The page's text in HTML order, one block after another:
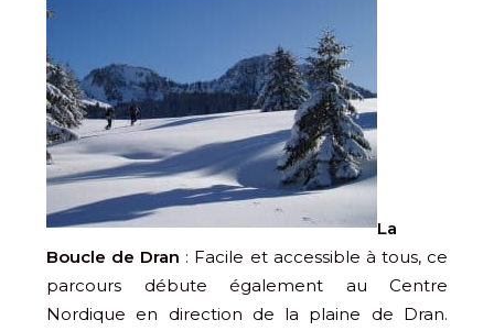
La
Boucle de Dran : Facile et accessible à tous, ce
parcours débute également au Centre
Nordique en direction de la plaine de Dran.